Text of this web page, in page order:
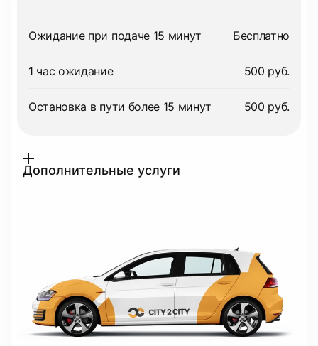
Ожидание при подаче 15 минут Бесплатно
1 час ожидание 500 руб.
Остановка в пути более 15 минут 500 руб.
Дополнительные услуги